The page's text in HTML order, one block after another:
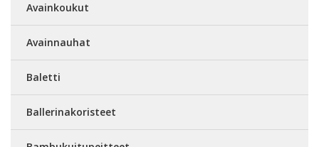
Avainkoukut
Avainnauhat
Baletti
Ballerinakoristeet